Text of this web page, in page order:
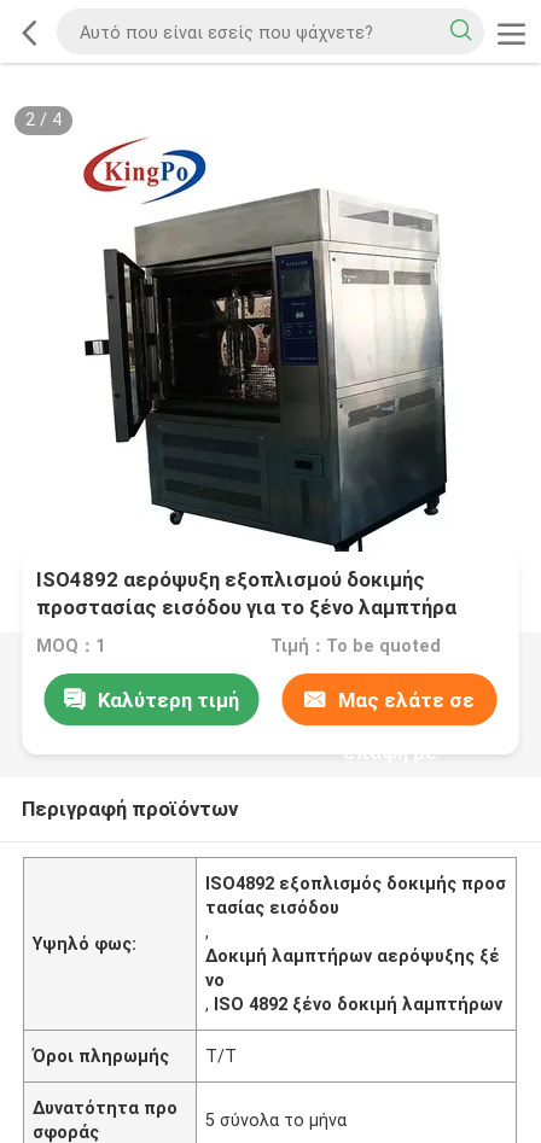
2/ 4
ISO4892 αερόψυξη εξοπλισμού δοκιμής
προστασίας εισόδου για το ξένο λαμπτήρα
MOQ：1 Τιμή：To be quoted
Καλύτερη τιμή Μας ελάτε σε
επαφή με
Περιγραφή προϊόντων
Υψηλό φως:
ISO4892 εξοπλισμός δοκιμής προσ
τασίας εισόδου
,
Δοκιμή λαμπτήρων αερόψυξης ξέ
νο
, ISO 4892 ξένο δοκιμή λαμπτήρων
Όροι πληρωμής T/T
Δυνατότητα προ
σφοράς
5 σύνολα το μήνα